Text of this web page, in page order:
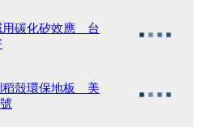
用碳化矽效應 台
稻殼環保地板 美